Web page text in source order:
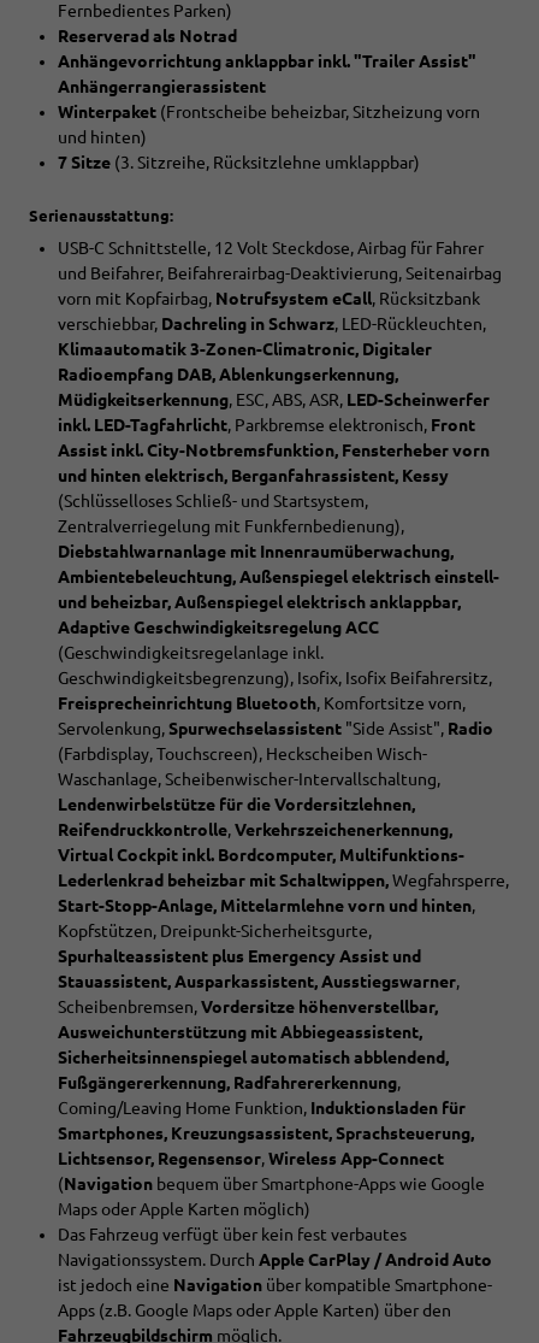
Fernbedientes Parken)
Reserverad als Notrad
Anhängevorrichtung anklappbar inkl. "Trailer Assist"
Anhängerrangierassistent
Winterpaket (Frontscheibe beheizbar, Sitzheizung vorn
und hinten)
7 Sitze (3. Sitzreihe, Rücksitzlehne umklappbar)
Serienausstattung:
USB-C Schnittstelle, 12 Volt Steckdose, Airbag für Fahrer
und Beifahrer, Beifahrerairbag-Deaktivierung, Seitenairbag
vorn mit Kopfairbag, Notrufsystem eCall, Rücksitzbank
verschiebbar, Dachreling in Schwarz, LED-Rückleuchten,
Klimaautomatik 3-Zonen-Climatronic, Digitaler
Radioempfang DAB, Ablenkungserkennung,
Müdigkeitserkennung, ESC, ABS, ASR, LED-Scheinwerfer
inkl. LED-Tagfahrlicht, Parkbremse elektronisch, Front
Assist inkl. City-Notbremsfunktion, Fensterheber vorn
und hinten elektrisch, Berganfahrassistent, Kessy
(Schlüsselloses Schließ- und Startsystem,
Zentralverriegelung mit Funkfernbedienung),
Diebstahlwarnanlage mit Innenraumüberwachung,
Ambientebeleuchtung, Außenspiegel elektrisch einstell-
und beheizbar, Außenspiegel elektrisch anklappbar,
Adaptive Geschwindigkeitsregelung ACC
(Geschwindigkeitsregelanlage inkl.
Geschwindigkeitsbegrenzung), Isofix, Isofix Beifahrersitz,
Freisprecheinrichtung Bluetooth, Komfortsitze vorn,
Servolenkung,Spurwechselassistent "Side Assist", Radio
(Farbdisplay, Touchscreen), Heckscheiben Wisch-
Waschanlage, Scheibenwischer-Intervallschaltung,
Lendenwirbelstütze für die Vordersitzlehnen,
Reifendruckkontrolle,Verkehrszeichenerkennung,
Virtual Cockpit inkl. Bordcomputer, Multifunktions-
Lederlenkrad beheizbar mit Schaltwippen,Wegfahrsperre,
Start-Stopp-Anlage, Mittelarmlehne vorn und hinten,
Kopfstützen, Dreipunkt-Sicherheitsgurte,
Spurhalteassistent plus Emergency Assist und
Stauassistent, Ausparkassistent, Ausstiegswarner,
Scheibenbremsen,Vordersitze höhenverstellbar,
Ausweichunterstützung mit Abbiegeassistent,
Sicherheitsinnenspiegel automatisch abblendend,
Fußgängererkennung, Radfahrererkennung,
Coming/Leaving Home Funktion, Induktionsladen für
Smartphones, Kreuzungsassistent, Sprachsteuerung,
Lichtsensor, Regensensor,Wireless App-Connect
(Navigation bequem über Smartphone-Apps wie Google
Maps oder Apple Karten möglich)
Das Fahrzeug verfügt über kein fest verbautes
Navigationssystem. Durch Apple CarPlay / Android Auto
ist jedoch eine Navigation über kompatible Smartphone-
Apps (z.B. Google Maps oder Apple Karten) über den
Fahrzeugbildschirm möglich.